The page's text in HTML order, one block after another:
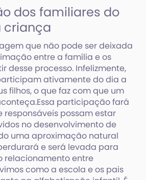
dos familiares do
criança
que não pode ser deixada
entre a família e os
desse processo. Infelizmente,
ativamente do dia a
filhos, o que faz com que um
participação fará
responsáveis possam estar
no desenvolvimento de
uma aproximação natural
e será levada para
relacionamento entre
como a escola e os pais